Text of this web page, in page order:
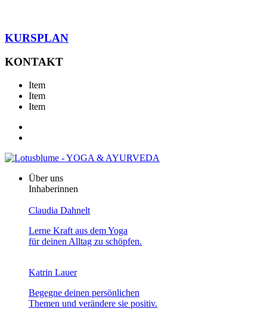
KURSPLAN
KONTAKT
Item
Item
Item
Über uns
Inhaberinnen
Claudia Dahnelt
Lerne Kraft aus dem Yoga
für deinen Alltag zu schöpfen.
Katrin Lauer
Begegne deinen persönlichen
Themen und verändere sie positiv.